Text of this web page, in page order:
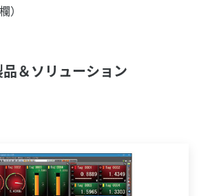
）
品＆ソリューション